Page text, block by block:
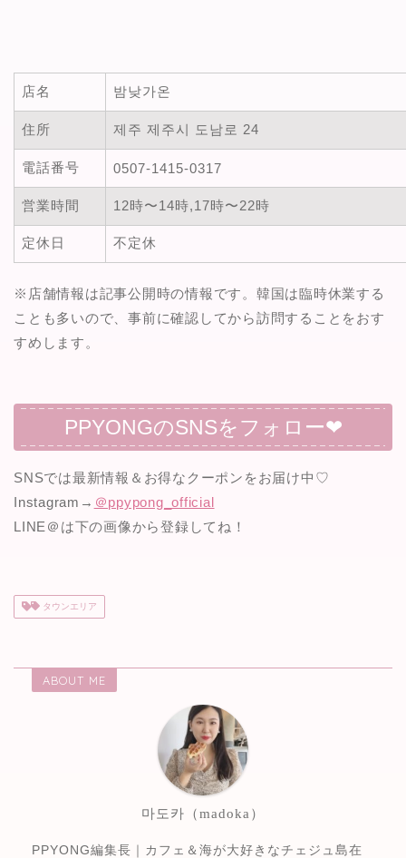
店名 밤낮가온
住所 제주 제주시 도남로 24
電話番号 0507-1415-0317
営業時間 12時〜14時,17時〜22時
定休日 不定休
※店舗情報は記事公開時の情報です。韓国は臨時休業する
ことも多いので、事前に確認してから訪問することをおす
すめします。
PPYONGのSNSをフォロー❤
SNSでは最新情報＆お得なクーポンをお届け中♡
Instagram→ ＠ppypong_official
LINE＠は下の画像から登録してね！
タウンエリア
ABOUT ME
마도카（madoka）
PPYONG編集長｜カフェ＆海が大好きなチェジュ島在